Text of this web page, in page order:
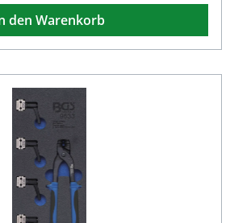
E (SAE) und Typ F für Rohre mit
Ideal geeignet für Brems- und
Werkstätten oder bei
1 mm
den Warenkorb